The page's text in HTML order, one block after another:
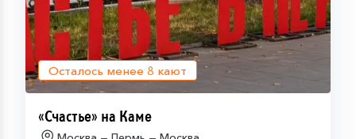
Осталось менее 8 кают
«Счастье» на Каме